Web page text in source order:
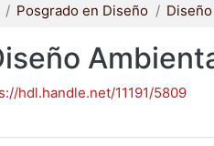
Posgrado en Diseño
hdl.handle.net/11191/5809